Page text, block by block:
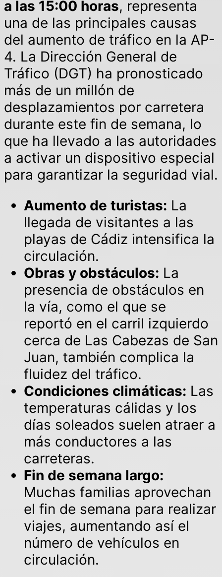
a las 15:00 horas, representa
una de las principales causas
del aumento de tráfico en la AP-
4. La Dirección General de
Tráfico (DGT) ha pronosticado
más de un millón de
desplazamientos por carretera
durante este fin de semana, lo
que ha llevado a las autoridades
a activar un dispositivo especial
para garantizar la seguridad vial.
Aumento de turistas: La
llegada de visitantes a las
playas de Cádiz intensifica la
circulación.
Obras y obstáculos: La
presencia de obstáculos en
la vía, como el que se
reportó en el carril izquierdo
cerca de Las Cabezas de San
Juan, también complica la
fluidez del tráfico.
Condiciones climáticas: Las
temperaturas cálidas y los
días soleados suelen atraer a
más conductores a las
carreteras.
Fin de semana largo:
Muchas familias aprovechan
el fin de semana para realizar
viajes, aumentando así el
número de vehículos en
circulación.